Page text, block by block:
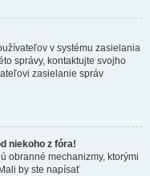
v systému zasielania
správy, kontaktujte svojho
zasielanie správ
niekoho z fóra!
obranné mechanizmy, ktorými
by ste napísať